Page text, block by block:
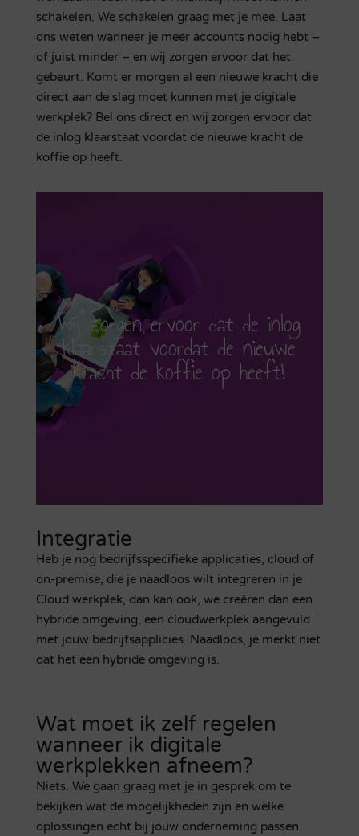
schakelen. We schakelen graag met je mee. Laat
ons weten wanneer je meer accounts nodig hebt –
of juist minder – en wij zorgen ervoor dat het
gebeurt. Komt er morgen al een nieuwe kracht die
direct aan de slag moet kunnen met je digitale
werkplek? Bel ons direct en wij zorgen ervoor dat
de inlog klaarstaat voordat de nieuwe kracht de
koffie op heeft.
Wij zorgen ervoor dat de inlog
klaarstaat voordat de nieuwe
kracht de koffie op heeft!
Integratie
Heb je nog bedrijfsspecifieke applicaties, cloud of
on-premise, die je naadloos wilt integreren in je
Cloud werkplek, dan kan ook, we creëren dan een
hybride omgeving, een cloudwerkplek aangevuld
met jouw bedrijfsapplicies. Naadloos, je merkt niet
dat het een hybride omgeving is.
Wat moet ik zelf regelen
wanneer ik digitale
werkplekken afneem?
Niets. We gaan graag met je in gesprek om te
bekijken wat de mogelijkheden zijn en welke
oplossingen echt bij jouw onderneming passen.